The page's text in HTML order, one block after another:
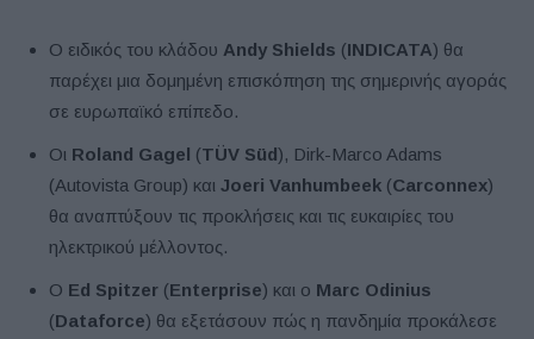
Ο ειδικός του κλάδου Andy Shields (INDICATA) θα
παρέχει μια δομημένη επισκόπηση της σημερινής αγοράς
σε ευρωπαϊκό επίπεδο.
Οι Roland Gagel (TÜV Süd), Dirk-Marco Adams
(Autovista Group) και Joeri Vanhumbeek (Carconnex)
θα αναπτύξουν τις προκλήσεις και τις ευκαιρίες του
ηλεκτρικού μέλλοντος.
Ο Ed Spitzer (Enterprise) και ο Marc Odinius
(Dataforce) θα εξετάσουν πώς η πανδημία προκάλεσε